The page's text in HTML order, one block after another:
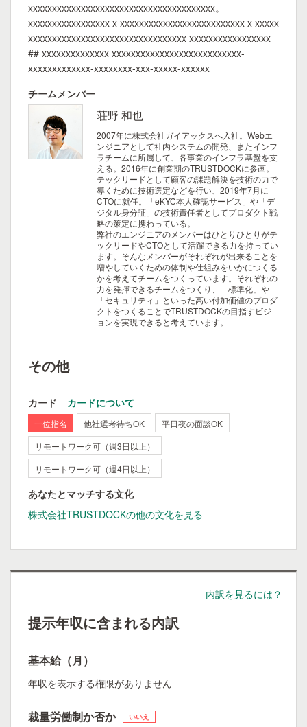
xxxxxxxxxxxxxxxxxxxxxxxxxxxxxxxxxxxxxxx。
xxxxxxxxxxxxxxxxx x xxxxxxxxxxxxxxxxxxxxxxxxxx x xxxxx
xxxxxxxxxxxxxxxxxxxxxxxxxxxxxxxxx xxxxxxxxxxxxxxxxx
## xxxxxxxxxxxxxx xxxxxxxxxxxxxxxxxxxxxxxxxxx-
xxxxxxxxxxxxx-xxxxxxxx-xxx-xxxxx-xxxxxx
チームメンバー
荘野 和也
2007年に株式会社ガイアックスへ入社。Webエ
ンジニアとして社内システムの開発、またインフ
ラチームに所属して、各事業のインフラ基盤を支
える。2016年に創業期のTRUSTDOCKに参画。
テックリードとして顧客の課題解決を技術の力で
導くために技術選定などを行い、2019年7月に
CTOに就任。「eKYC本人確認サービス」や「デ
ジタル身分証」の技術責任者としてプロダクト戦
略の策定に携わっている。
弊社のエンジニアのメンバーはひとりひとりがテ
ックリードやCTOとして活躍できる力を持ってい
ます。そんなメンバーがそれぞれが出来ることを
増やしていくための体制や仕組みをいかにつくる
かを考えてチームをつくっています。それぞれの
力を発揮できるチームをつくり、「標準化」や
「セキュリティ」といった高い付加価値のプロダ
クトをつくることでTRUSTDOCKの目指すビジ
ョンを実現できると考えています。
その他
カード カードについて
一位指名 他社選考待ちOK
平日夜の面談OK
リモートワーク可（週3日以上）
リモートワーク可（週4日以上）
あなたとマッチする文化
株式会社TRUSTDOCKの他の文化を見る
内訳を見るには？
提示年収に含まれる内訳
基本給（月）
年収を表示する権限がありません
裁量労働制か否か いいえ